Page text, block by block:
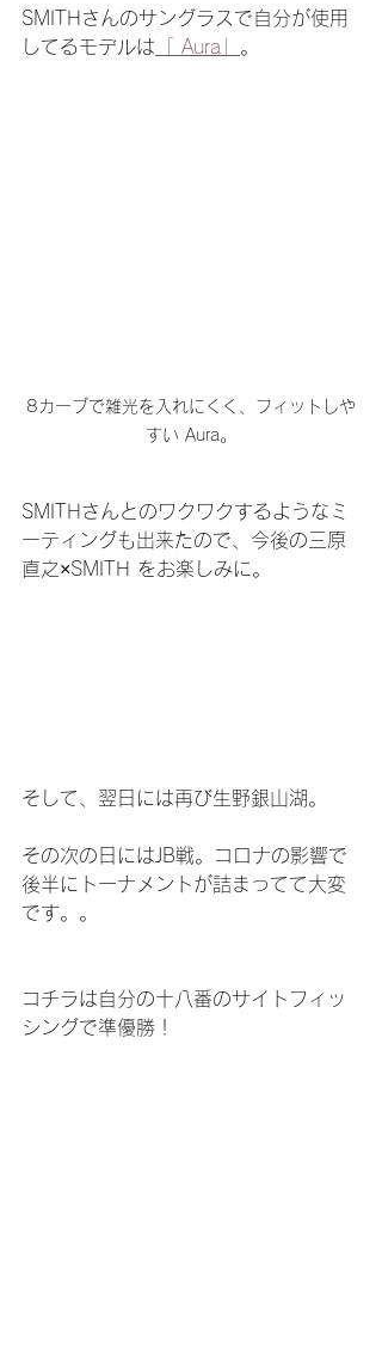
SMITHさんのサングラスで自分が使用
してるモデルは 「 Aura」 。
8カーブで雑光を入れにくく、フィットしや
すい Aura。
SMITHさんとのワクワクするようなミ
ーティングも出来たので、今後の三原
直之×SMITH をお楽しみに。
そして、翌日には再び生野銀山湖。
その次の日にはJB戦。コロナの影響で
後半にトーナメントが詰まってて大変
です。。
コチラは自分の十八番のサイトフィッ
シングで準優勝！